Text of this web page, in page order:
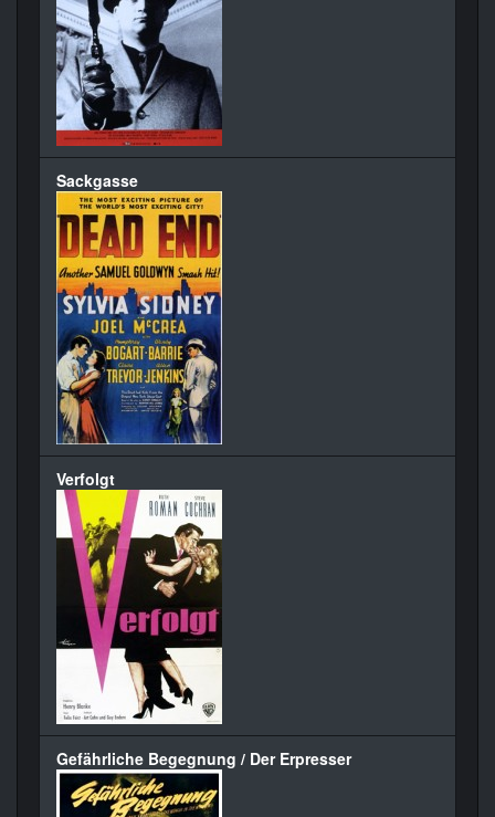
Sackgasse
Verfolgt
Gefährliche Begegnung / Der Erpresser